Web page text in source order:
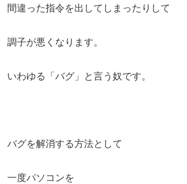
間違った指令を出してしまったりして
調子が悪くなります。
いわゆる「バグ」と言う奴です。
バグを解消する方法として
一度パソコンを